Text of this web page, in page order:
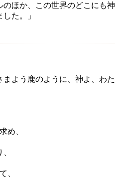
ほか、この世界のどこにも神
た。」
よう鹿のように、神よ、わた
め、
、